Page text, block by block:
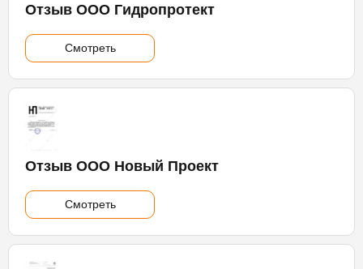
Отзыв ООО Гидропротект
Смотреть
Отзыв ООО Новый Проект
Смотреть